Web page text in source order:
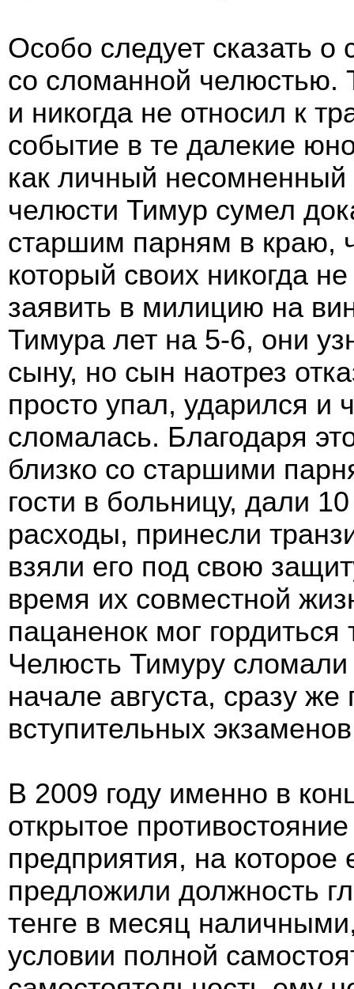
Особо следует сказать о
со сломанной челюстью.
и никогда не относил к
событие в те далекие
как личный
челюсти Тимур сумел
старшим парням в краю,
который своих никогда
заявить в милицию на
Тимура лет на 5-6, они
сыну, но сын наотрез
просто упал, ударился и
сломалась. Благодаря
близко со старшими
гости в больницу, дали
расходы, принесли
взяли его под свою
время их совместной
пацаненок мог
Челюсть Тимуру
начале августа, сразу же
вступительных
В 2009 году именно в
открытое
предприятия, на которое
предложили должность
тенге в месяц
условии полной